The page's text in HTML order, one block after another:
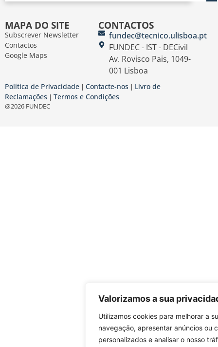
Valorizamos a sua
Utilizamos cookies para melhorar a
navegação, apresentar anúncios ou
personalizados e analisar o nosso
MAPA DO SITE
Subscrever Newsletter
Contactos
Google Maps
CONTACTOS
fundec@tecnico.ulisboa.pt
FUNDEC - IST - DECivil
Av. Rovisco Pais, 1049-
001 Lisboa
Política de Privacidade | Contacte-nos | Livro de
Reclamações | Termos e Condições
@2026 FUNDEC